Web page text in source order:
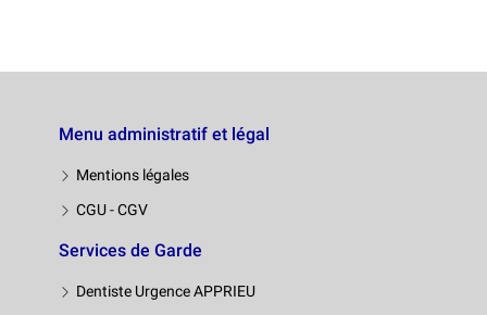
Menu administratif et légal
Mentions légales
CGU - CGV
Services de Garde
Dentiste Urgence APPRIEU